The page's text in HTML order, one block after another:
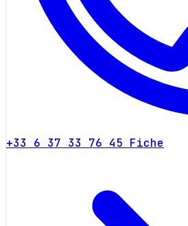
+33 6 37 33 76 45 Fiche